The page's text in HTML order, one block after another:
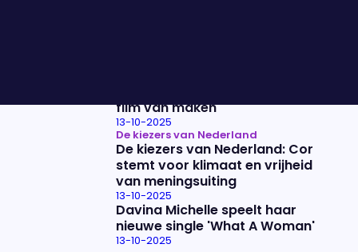
film van maken"
13-10-2025
De kiezers van Nederland
De kiezers van Nederland: Cor
stemt voor klimaat en vrijheid
van meningsuiting
13-10-2025
Davina Michelle speelt haar
nieuwe single 'What A Woman'
13-10-2025